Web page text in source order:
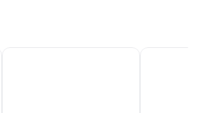
Icicle Village Resort La Quinta Inn And